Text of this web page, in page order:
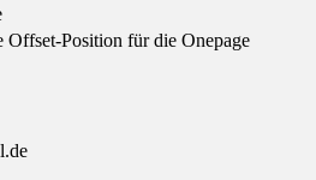
Offset-Position für die Onepage